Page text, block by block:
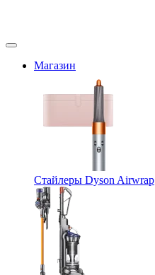
Магазин
Стайлеры Dyson Airwrap